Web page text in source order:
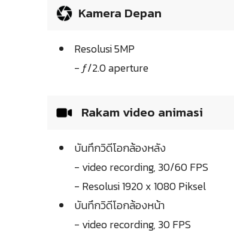
Kamera Depan
Resolusi 5MP
- ƒ/2.0 aperture
Rakam video animasi
บันทึกวิดีโอกล้องหลัง
- video recording, 30/60 FPS
- Resolusi 1920 x 1080 Piksel
บันทึกวิดีโอกล้องหน้า
- video recording, 30 FPS